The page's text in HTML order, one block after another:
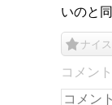
いのと
ナイス
コメン